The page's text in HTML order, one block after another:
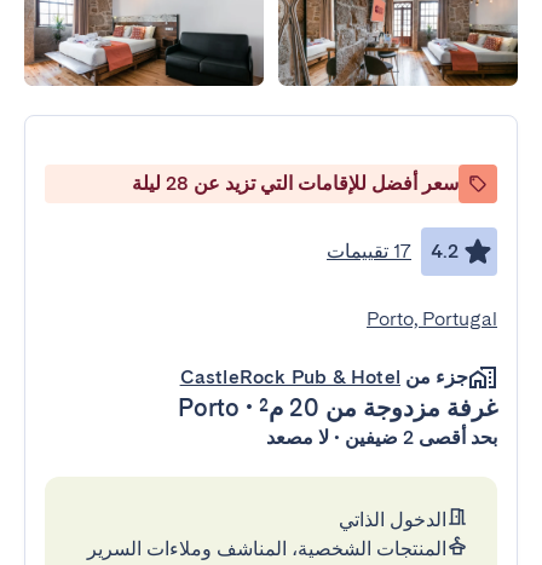
سعر أفضل للإقامات التي تزيد عن 28 ليلة
4.2 17 تقييمات
Porto, Portugal
جزء من CastleRock Pub & Hotel
غرفة مزدوجة من 20 م² •
Porto
بحد أقصى 2 ضيفين • لا مصعد
الدخول الذاتي
المنتجات الشخصية، المناشف وملاءات السرير